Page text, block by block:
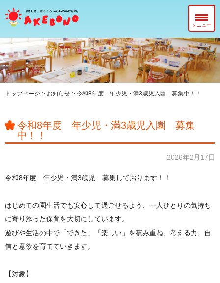
メニュー
当園について
在園児のみなさまへ
入園前のみなさまへ
トップページ > お知らせ > 令和8年度 年少児・満3歳児入園 募集中！！
令和8年度 年少児・満3歳児入園 募集
中！！
2026年2月17日
令和8年度 年少児・満3歳児 募集しております！！
はじめての園生活でも安心して過ごせるよう、一人ひとりの気持ち
に寄り添った保育を大切にしています。
遊びや生活の中で「できた」「楽しい」を積み重ね、考える力、自
信と意欲を育てていきます。
【対象】